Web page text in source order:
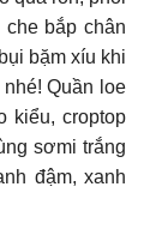
bắp chân
bặm xíu khi
Quần loe
kiểu, croptop
sơmi trắng
đậm, xanh